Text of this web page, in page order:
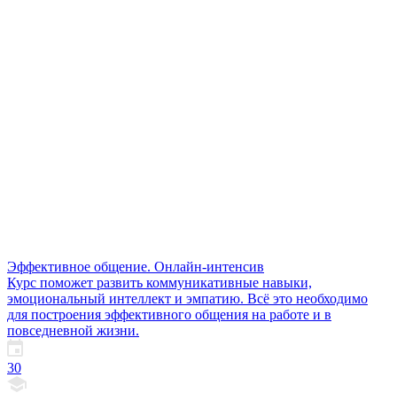
Эффективное общение. Онлайн-интенсив
Курс поможет развить коммуникативные навыки,
эмоциональный интеллект и эмпатию. Всё это необходимо
для построения эффективного общения на работе и в
повседневной жизни.
30